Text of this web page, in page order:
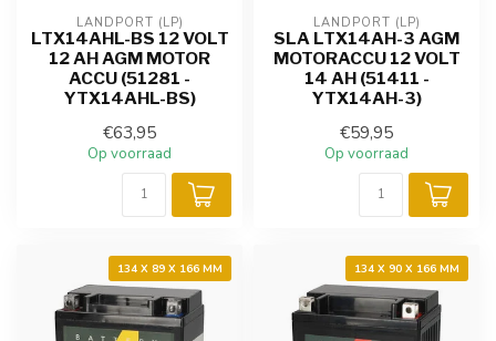
LANDPORT (LP)
LTX14AHL-BS 12 VOLT
12 AH AGM MOTOR
ACCU (51281 -
YTX14AHL-BS)
€63,95
Op voorraad
LANDPORT (LP)
SLA LTX14AH-3 AGM
MOTORACCU 12 VOLT
14 AH (51411 -
YTX14AH-3)
€59,95
Op voorraad
134 X 89 X 166 MM 134 X 90 X 166 MM